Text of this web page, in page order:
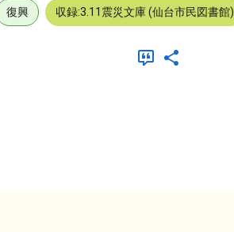
復興 収録:3.11震災文庫 (仙台市民図書館)